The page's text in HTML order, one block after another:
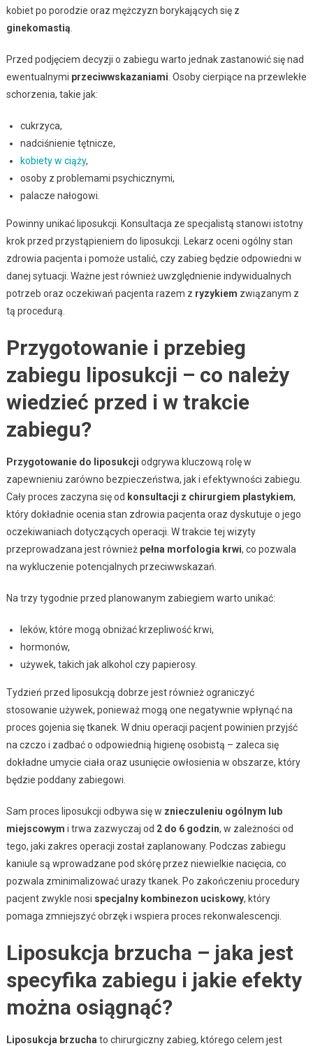
kobiet po porodzie oraz mężczyzn borykających się z
ginekomastią
Przed podjęciem decyzji o zabiegu warto jednak zastanowić się nad
ewentualnymi przeciwwskazaniami . Osoby cierpiące na przewlekłe
schorzenia, takie jak:
cukrzyca,
nadciśnienie tętnicze,
kobiety w ciąży,
osoby z problemami psychicznymi,
palacze nałogowi.
Powinny unikać liposukcji. Konsultacja ze specjalistą stanowi istotny
krok przed przystąpieniem do liposukcji. Lekarz oceni ogólny stan
zdrowia pacjenta i pomoże ustalić, czy zabieg będzie odpowiedni w
danej sytuacji. Ważne jest również uwzględnienie indywidualnych
potrzeb oraz oczekiwań pacjenta razem z ryzykiem związanym z
tą procedurą.
Przygotowanie i przebieg
zabiegu liposukcji – co należy
wiedzieć przed i w trakcie
zabiegu?
Przygotowanie do liposukcji odgrywa kluczową rolę w
zapewnieniu zarówno bezpieczeństwa, jak i efektywności zabiegu.
Cały proces zaczyna się od konsultacji z chirurgiem plastykiem,
który dokładnie ocenia stan zdrowia pacjenta oraz dyskutuje o jego
oczekiwaniach dotyczących operacji. W trakcie tej wizyty
przeprowadzana jest również pełna morfologia krwi, co pozwala
na wykluczenie potencjalnych przeciwwskazań.
Na trzy tygodnie przed planowanym zabiegiem warto unikać:
leków, które mogą obniżać krzepliwość krwi,
hormonów,
używek, takich jak alkohol czy papierosy.
Tydzień przed liposukcją dobrze jest również ograniczyć
stosowanie używek, ponieważ mogą one negatywnie wpłynąć na
proces gojenia się tkanek. W dniu operacji pacjent powinien przyjść
na czczo i zadbać o odpowiednią higienę osobistą – zaleca się
dokładne umycie ciała oraz usunięcie owłosienia w obszarze, który
będzie poddany zabiegowi.
Sam proces liposukcji odbywa się w znieczuleniu ogólnym lub
miejscowym i trwa zazwyczaj od 2 do 6 godzin, w zależności od
tego, jaki zakres operacji został zaplanowany. Podczas zabiegu
kaniule są wprowadzane pod skórę przez niewielkie nacięcia, co
pozwala zminimalizować urazy tkanek. Po zakończeniu procedury
pacjent zwykle nosi specjalny kombinezon uciskowy, który
pomaga zmniejszyć obrzęk i wspiera proces rekonwalescencji.
Liposukcja brzucha – jaka jest
specyfika zabiegu i jakie efekty
można osiągnąć?
Liposukcja brzucha to chirurgiczny zabieg, którego celem jest